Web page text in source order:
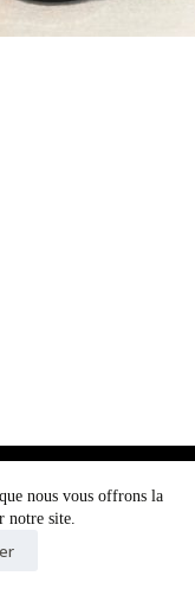
nous vous offrons la
notre site.
à utiliser ce
êtes satisfait.